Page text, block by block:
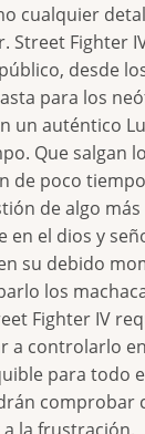
cualquier
Street Fighter
desde
para los
un auténtico
Que salgan
de poco
de algo
en el dios y
su debido
los
Fighter IV
a controlarlo
para todo
comprobar